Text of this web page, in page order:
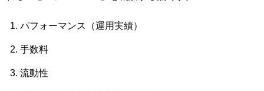
パフォーマンス（運用実績）
手数料
流動性